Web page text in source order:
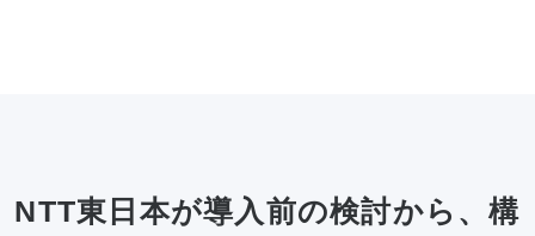
NTT東日本が導入前の検討から、構